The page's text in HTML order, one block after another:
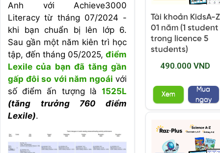
Anh với Achieve3000
Literacy từ tháng 07/2024 -
khi bạn chuẩn bị lên lớp 6.
Sau gần một năm kiên trì học
tập, đến tháng 05/2025, điểm
Lexile của bạn đã tăng gần
gấp đôi so với năm ngoái với
số điểm ấn tượng là 1525L
(tăng trưởng 760 điểm
Lexile).
Tài khoản KidsA-Z
01 năm (1 student
trong licence 5
students)
490.000 VND
Xem
Mua
ngay